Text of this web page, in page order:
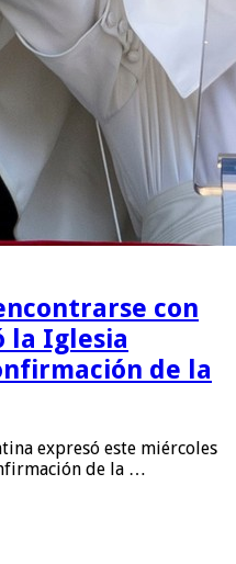
con
la Iglesia
de la
expresó este miércoles
de la …